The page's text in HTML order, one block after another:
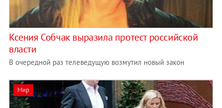
Ксения Собчак выразила протест российской
власти
В очередной раз телеведущую возмутил новый закон
Мир